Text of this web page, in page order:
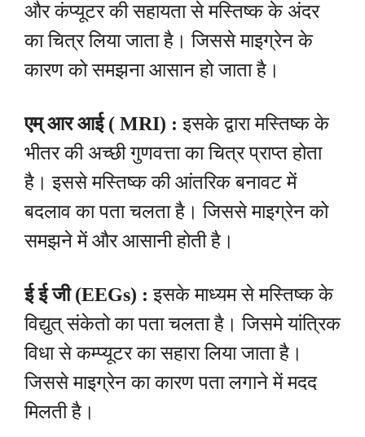
और कंप्यूटर की सहायता से मस्तिष्क के अंदर
का चित्र लिया जाता है। जिससे माइग्रेन के
कारण को समझना आसान हो जाता है।
एम् आर आई ( MRI) : इसके द्वारा मस्तिष्क के
भीतर की अच्छी गुणवत्ता का चित्र प्राप्त होता
है। इससे मस्तिष्क की आंतरिक बनावट में
बदलाव का पता चलता है। जिससे माइग्रेन को
समझने में और आसानी होती है।
ई ई जी (EEGs) : इसके माध्यम से मस्तिष्क के
विद्युत् संकेतो का पता चलता है। जिसमे यांत्रिक
विधा से कम्प्यूटर का सहारा लिया जाता है।
जिससे माइग्रेन का कारण पता लगाने में मदद
मिलती है।